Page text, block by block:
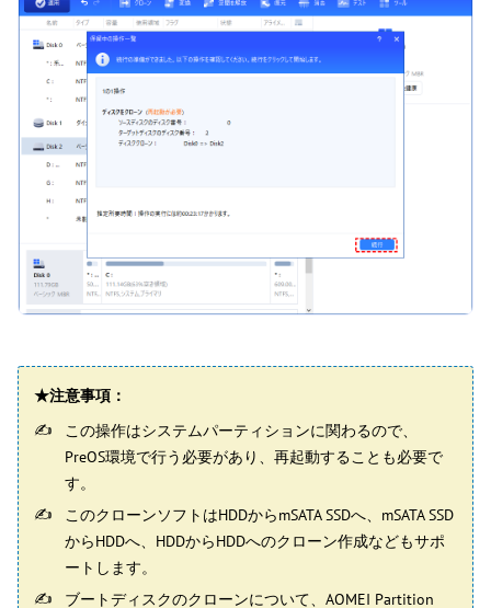
★注意事項：
この操作はシステムパーティションに関わるので、
PreOS環境で行う必要があり、再起動することも必要で
す。
このクローンソフトはHDDからmSATA SSDへ、mSATA SSD
からHDDへ、HDDからHDDへのクローン作成などもサポ
ートします。
ブートディスクのクローンについて、AOMEI Partition